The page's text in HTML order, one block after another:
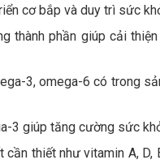
cơ bắp và duy trì sức
thành phần giúp cải
3, omega-6 có trong
3 giúp tăng cường sức
thiết như vitamin A,